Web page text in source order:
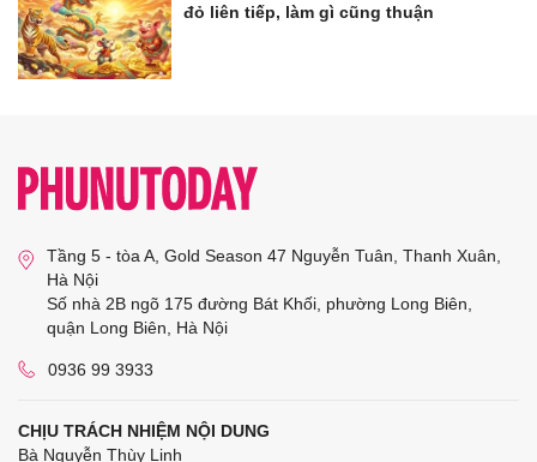
đỏ liên tiếp, làm gì cũng thuận
Tầng 5 - tòa A, Gold Season 47 Nguyễn Tuân, Thanh Xuân,
Hà Nội
Số nhà 2B ngõ 175 đường Bát Khối, phường Long Biên,
quận Long Biên, Hà Nội
0936 99 3933
CHỊU TRÁCH NHIỆM NỘI DUNG
Bà Nguyễn Thùy Linh